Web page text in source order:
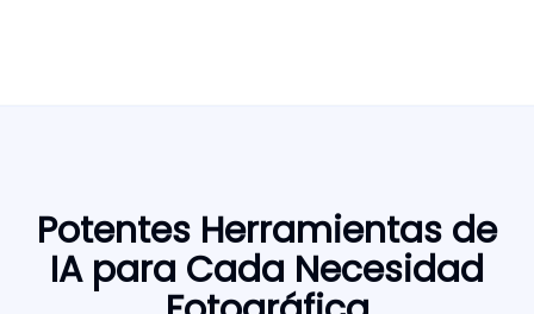
Potentes Herramientas de
IA para Cada Necesidad